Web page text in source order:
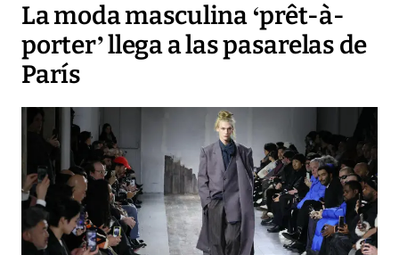
La moda masculina ‘prêt-à-
porter’ llega a las pasarelas de
París